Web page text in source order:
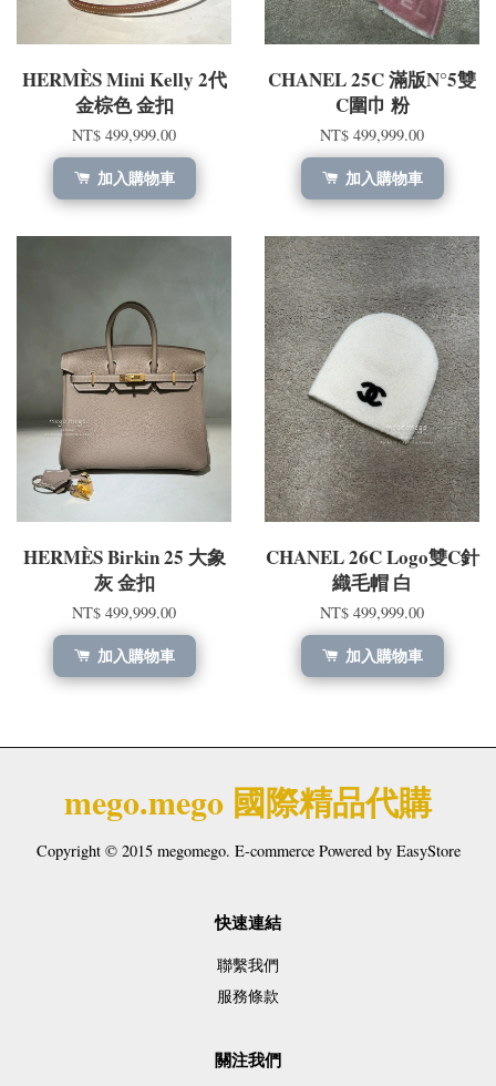
HERMÈS Mini Kelly 2代
金棕色 金扣
NT$ 499,999.00
加入購物車
CHANEL 25C 滿版N°5雙
C圍巾 粉
NT$ 499,999.00
加入購物車
HERMÈS Birkin 25 大象
灰 金扣
NT$ 499,999.00
加入購物車
CHANEL 26C Logo雙C針
織毛帽 白
NT$ 499,999.00
加入購物車
mego.mego 國際精品代購
Copyright © 2015 megomego. E-commerce Powered by EasyStore
快速連結
聯繫我們
服務條款
關注我們